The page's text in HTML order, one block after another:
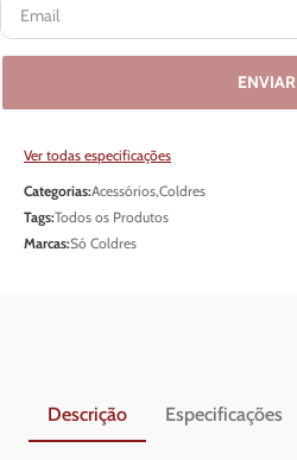
ENVIAR
Ver todas especificações
Categorias:Acessórios,Coldres
Tags:Todos os Produtos
Marcas:Só Coldres
Descrição Especificações